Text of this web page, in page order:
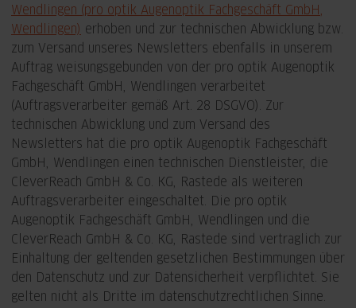
Wendlingen (pro optik Augenoptik Fachgeschäft GmbH,
Wendlingen) erhoben und zur technischen Abwicklung bzw.
zum Versand unseres Newsletters ebenfalls in unserem
Auftrag weisungsgebunden von der pro optik Augenoptik
Fachgeschäft GmbH, Wendlingen verarbeitet
(Auftragsverarbeiter gemäß Art. 28 DSGVO). Zur
technischen Abwicklung und zum Versand des
Newsletters hat die pro optik Augenoptik Fachgeschäft
GmbH, Wendlingen einen technischen Dienstleister, die
CleverReach GmbH & Co. KG, Rastede als weiteren
Auftragsverarbeiter eingeschaltet. Die pro optik
Augenoptik Fachgeschäft GmbH, Wendlingen und die
CleverReach GmbH & Co. KG, Rastede sind vertraglich zur
Einhaltung der geltenden gesetzlichen Bestimmungen über
den Datenschutz und zur Datensicherheit verpflichtet. Sie
gelten nicht als Dritte im datenschutzrechtlichen Sinne.